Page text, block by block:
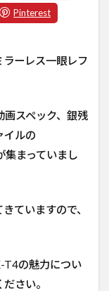
ーレス一眼レフ
画スペック、銀残
イルの
集まっていまし
ていますので、
T4の魅力につい
さい。